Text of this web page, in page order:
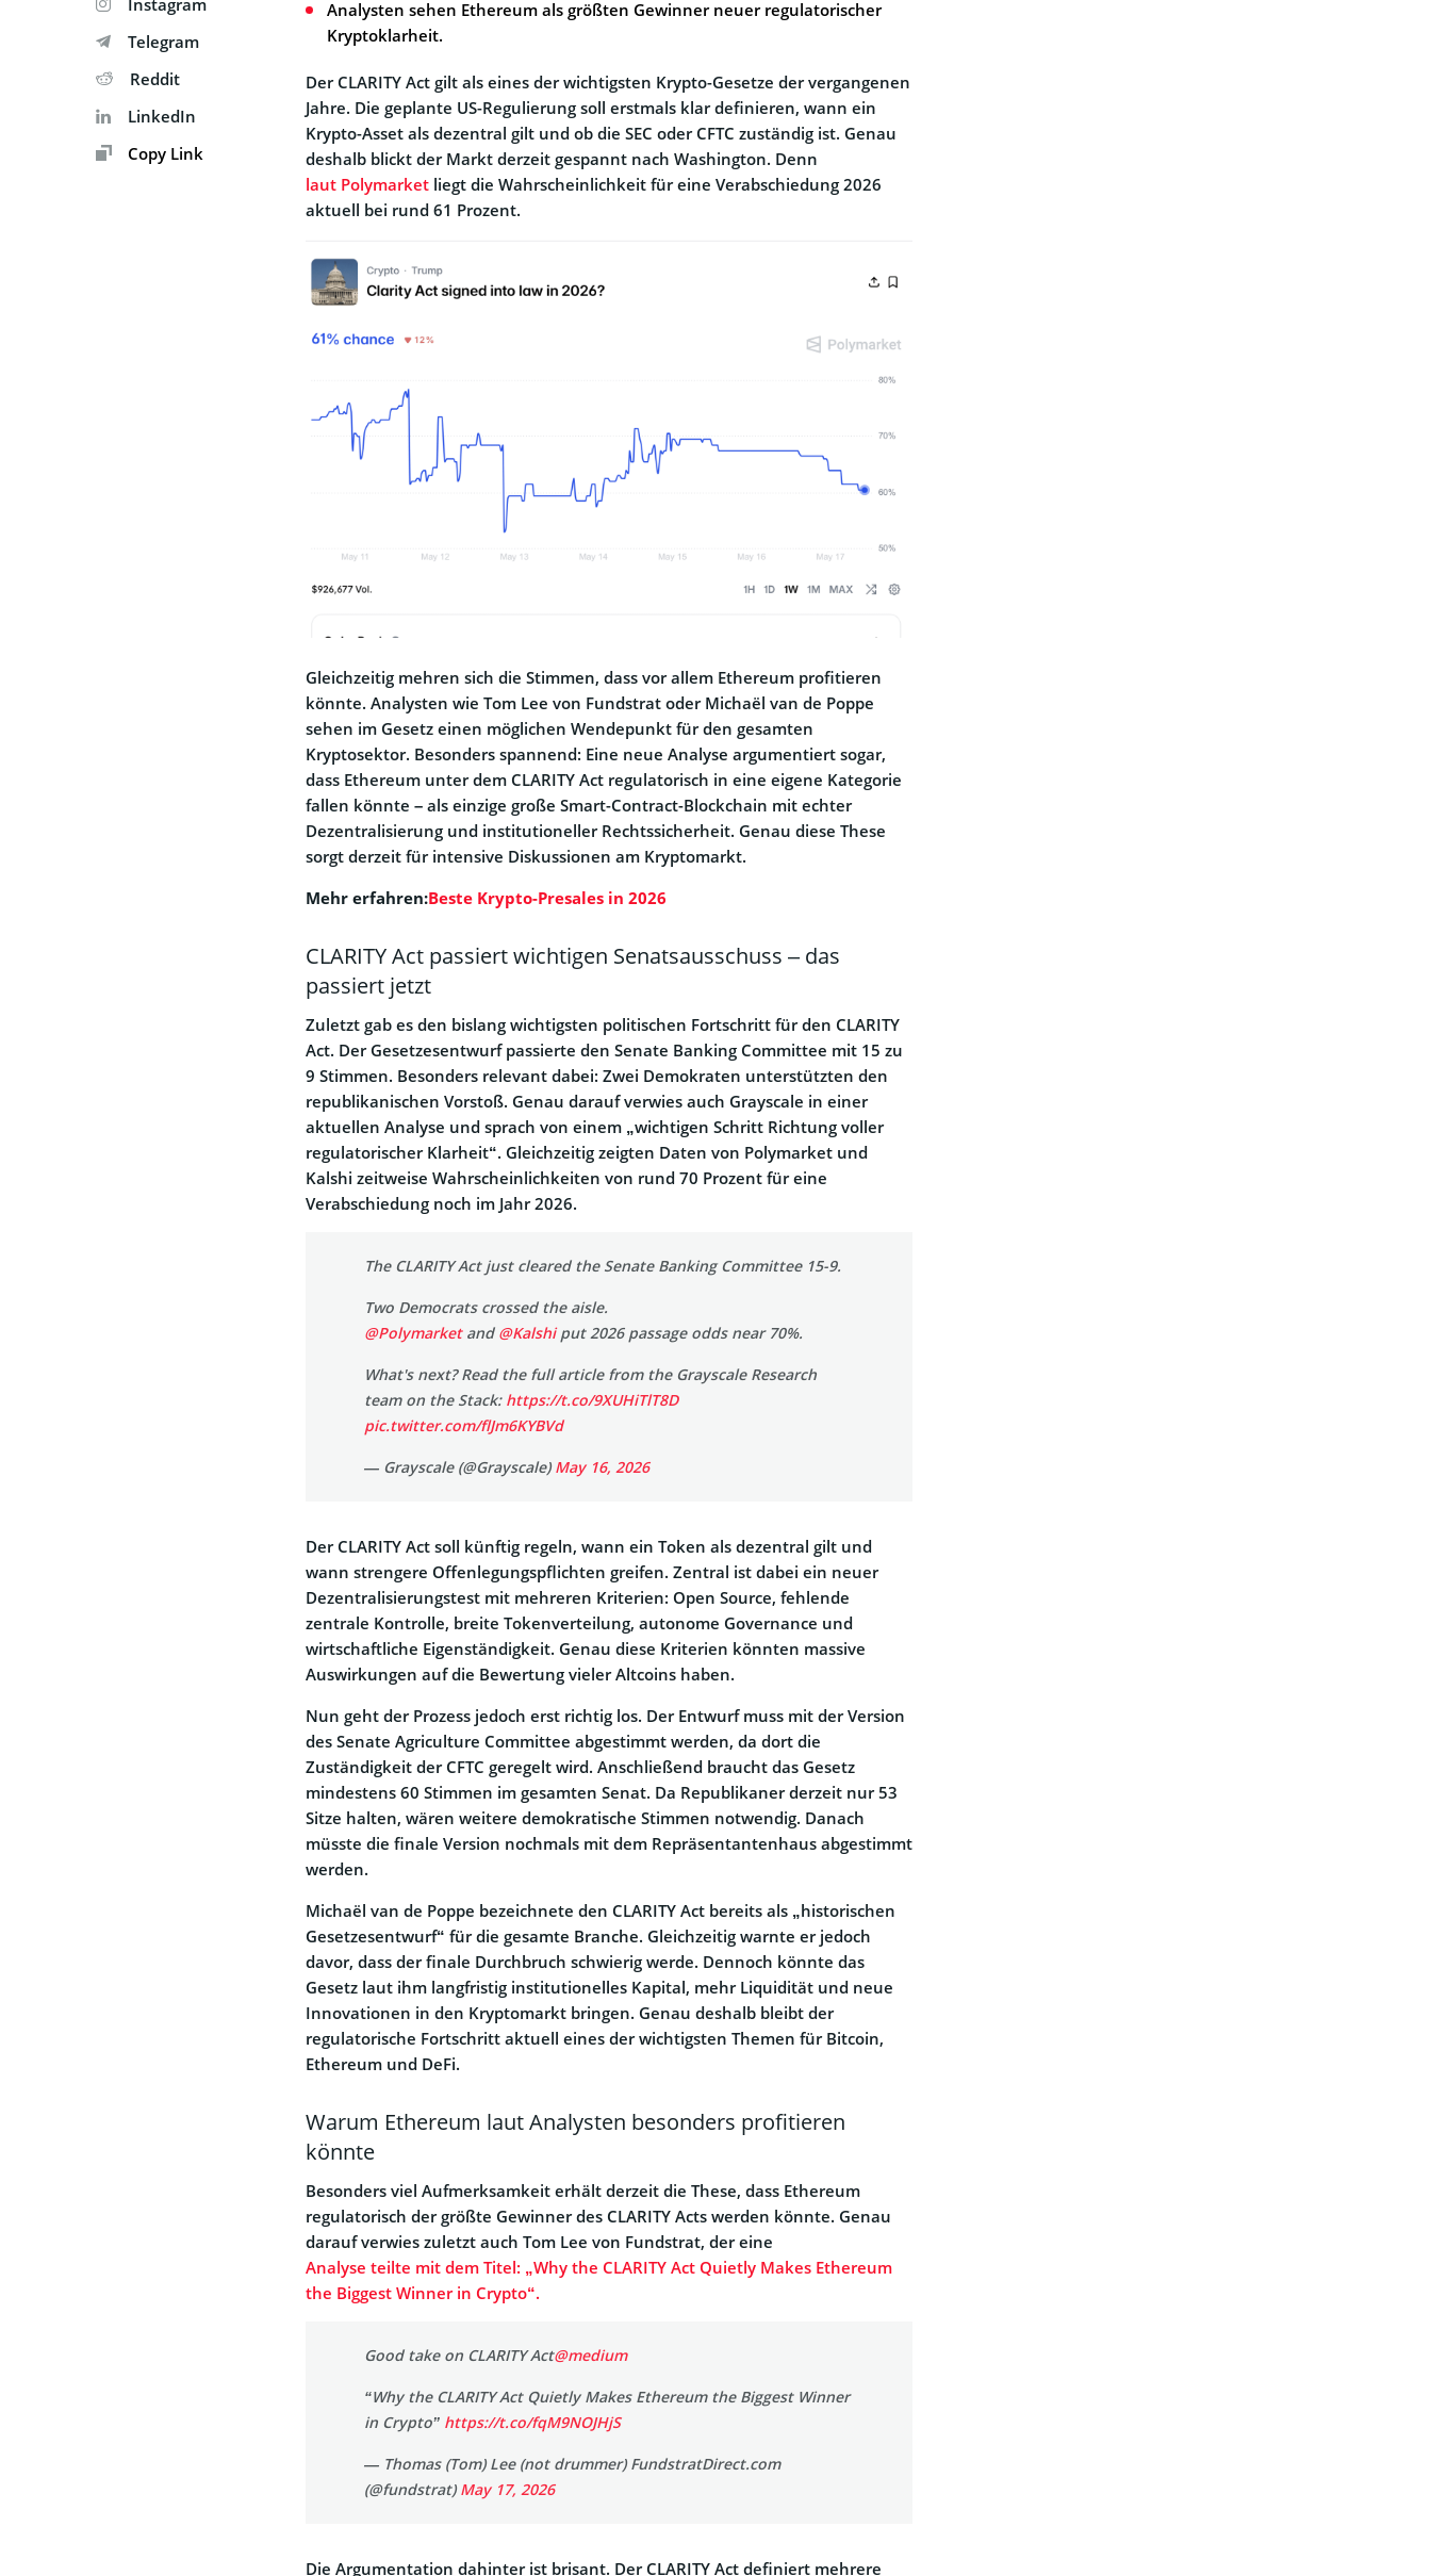
Instagram
Telegram
Reddit
LinkedIn
Copy Link
Analysten sehen Ethereum als größten Gewinner neuer regulatorischer
Kryptoklarheit.
Der CLARITY Act gilt als eines der wichtigsten Krypto-Gesetze der vergangenen
Jahre. Die geplante US-Regulierung soll erstmals klar definieren, wann ein
Krypto-Asset als dezentral gilt und ob die SEC oder CFTC zuständig ist. Genau
deshalb blickt der Markt derzeit gespannt nach Washington. Denn
laut Polymarket liegt die Wahrscheinlichkeit für eine Verabschiedung 2026
aktuell bei rund 61 Prozent.
Gleichzeitig mehren sich die Stimmen, dass vor allem Ethereum profitieren
könnte. Analysten wie Tom Lee von Fundstrat oder Michaël van de Poppe
sehen im Gesetz einen möglichen Wendepunkt für den gesamten
Kryptosektor. Besonders spannend: Eine neue Analyse argumentiert sogar,
dass Ethereum unter dem CLARITY Act regulatorisch in eine eigene Kategorie
fallen könnte – als einzige große Smart-Contract-Blockchain mit echter
Dezentralisierung und institutioneller Rechtssicherheit. Genau diese These
sorgt derzeit für intensive Diskussionen am Kryptomarkt.
Mehr erfahren:Beste Krypto-Presales in 2026
CLARITY Act passiert wichtigen Senatsausschuss – das
passiert jetzt
Zuletzt gab es den bislang wichtigsten politischen Fortschritt für den CLARITY
Act. Der Gesetzesentwurf passierte den Senate Banking Committee mit 15 zu
9 Stimmen. Besonders relevant dabei: Zwei Demokraten unterstützten den
republikanischen Vorstoß. Genau darauf verwies auch Grayscale in einer
aktuellen Analyse und sprach von einem „wichtigen Schritt Richtung voller
regulatorischer Klarheit“. Gleichzeitig zeigten Daten von Polymarket und
Kalshi zeitweise Wahrscheinlichkeiten von rund 70 Prozent für eine
Verabschiedung noch im Jahr 2026.
The CLARITY Act just cleared the Senate Banking Committee 15-9.
Two Democrats crossed the aisle.
@Polymarketand @Kalshiput 2026 passage odds near 70%.
What's next? Read the full article from the Grayscale Research
team on the Stack: https://t.co/9XUHiTlT8D
pic.twitter.com/flJm6KYBVd
— Grayscale (@Grayscale)May 16, 2026
Der CLARITY Act soll künftig regeln, wann ein Token als dezentral gilt und
wann strengere Offenlegungspflichten greifen. Zentral ist dabei ein neuer
Dezentralisierungstest mit mehreren Kriterien: Open Source, fehlende
zentrale Kontrolle, breite Tokenverteilung, autonome Governance und
wirtschaftliche Eigenständigkeit. Genau diese Kriterien könnten massive
Auswirkungen auf die Bewertung vieler Altcoins haben.
Nun geht der Prozess jedoch erst richtig los. Der Entwurf muss mit der Version
des Senate Agriculture Committee abgestimmt werden, da dort die
Zuständigkeit der CFTC geregelt wird. Anschließend braucht das Gesetz
mindestens 60 Stimmen im gesamten Senat. Da Republikaner derzeit nur 53
Sitze halten, wären weitere demokratische Stimmen notwendig. Danach
müsste die finale Version nochmals mit dem Repräsentantenhaus abgestimmt
werden.
Michaël van de Poppe bezeichnete den CLARITY Act bereits als „historischen
Gesetzesentwurf“ für die gesamte Branche. Gleichzeitig warnte er jedoch
davor, dass der finale Durchbruch schwierig werde. Dennoch könnte das
Gesetz laut ihm langfristig institutionelles Kapital, mehr Liquidität und neue
Innovationen in den Kryptomarkt bringen. Genau deshalb bleibt der
regulatorische Fortschritt aktuell eines der wichtigsten Themen für Bitcoin,
Ethereum und DeFi.
Warum Ethereum laut Analysten besonders profitieren
könnte
Besonders viel Aufmerksamkeit erhält derzeit die These, dass Ethereum
regulatorisch der größte Gewinner des CLARITY Acts werden könnte. Genau
darauf verwies zuletzt auch Tom Lee von Fundstrat, der eine
Analyse teilte mit dem Titel: „Why the CLARITY Act Quietly Makes Ethereum
the Biggest Winner in Crypto“.
Good take on CLARITY Act@medium
“Why the CLARITY Act Quietly Makes Ethereum the Biggest Winner
in Crypto” https://t.co/fqM9NOJHjS
— Thomas (Tom) Lee (not drummer) FundstratDirect.com
(@fundstrat)May 17, 2026
Die Argumentation dahinter ist brisant. Der CLARITY Act definiert mehrere